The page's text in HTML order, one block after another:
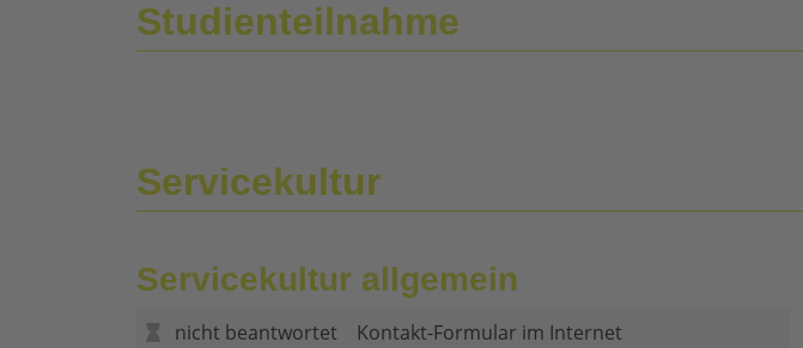
Studienteilnahme
Servicekultur
Servicekultur allgemein
nicht beantwortet
Kontakt-Formular im Internet